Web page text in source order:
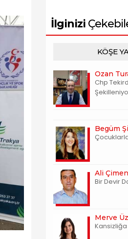
İlginizi
KÖŞE
Ozan
Chp
Begüm
Ali Çimen
Bir Devir
Merve